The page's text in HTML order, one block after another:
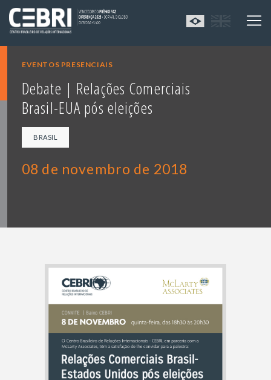
EVENTOS PRESENCIAIS
Debate | Relações Comerciais
Brasil-EUA pós eleições
BRASIL
08 de novembro de 2018